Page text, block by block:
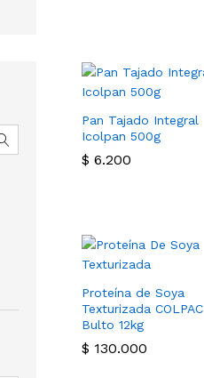
Pan Tajado Integral
Icolpan 500g
$ 6.200
$ 6.200
Proteína de Soya
Texturizada COLPAC
Bulto 12kg
$ 130.000
$ 130.000